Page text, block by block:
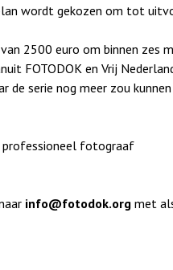
wordt gekozen om tot
2500 euro om binnen zes
FOTODOK en Vrij
de serie nog meer zou
professioneel fotograaf
info@fotodok.org met